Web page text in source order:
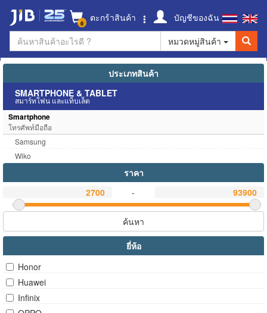
0 ตะกร้าสินค้า
บัญชีของฉัน
หมวดหมู่สินค้า
ประเภทสินค้า
SMARTPHONE & TABLET
สมาร์ทโฟน และแท็บเล็ต
Smartphone
โทรศัพท์มือถือ
Samsung
Wiko
ราคา
-
ค้นหา
ยี่ห้อ
Honor
Huawei
Infinix